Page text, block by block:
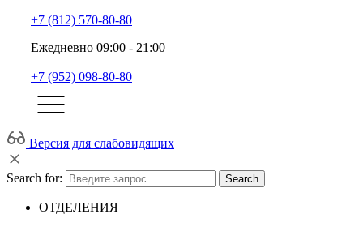
+7 (812) 570-80-80
Ежедневно 09:00 - 21:00
+7 (952) 098-80-80
Версия для слабовидящих
Search for: Search
ОТДЕЛЕНИЯ